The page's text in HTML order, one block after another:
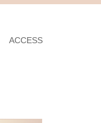
ACCESS